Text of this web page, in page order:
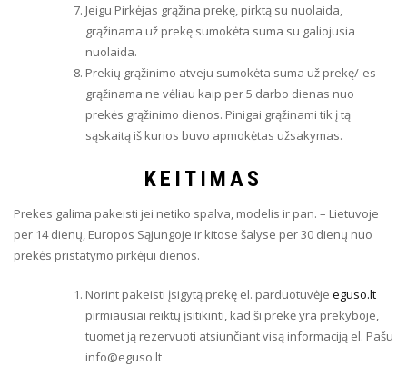
Jeigu Pirkėjas grąžina prekę, pirktą su nuolaida,
grąžinama už prekę sumokėta suma su galiojusia
nuolaida.
Prekių grąžinimo atveju sumokėta suma už prekę/-es
grąžinama ne vėliau kaip per 5 darbo dienas nuo
prekės grąžinimo dienos. Pinigai grąžinami tik į tą
sąskaitą iš kurios buvo apmokėtas užsakymas.
KEITIMAS
Prekes galima pakeisti jei netiko spalva, modelis ir pan. – Lietuvoje
per 14 dienų, Europos Sąjungoje ir kitose šalyse per 30 dienų nuo
prekės pristatymo pirkėjui dienos.
Norint pakeisti įsigytą prekę el. parduotuvėje eguso.lt
pirmiausiai reiktų įsitikinti, kad ši prekė yra prekyboje,
tuomet ją rezervuoti atsiunčiant visą informaciją el. Pašu
info@eguso.lt